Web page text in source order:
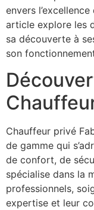
envers
article explore les
sa découverte à
son
Chauffeur privé
de gamme qui
de confort, de
spécialise dans la
professionnels,
expertise et leur